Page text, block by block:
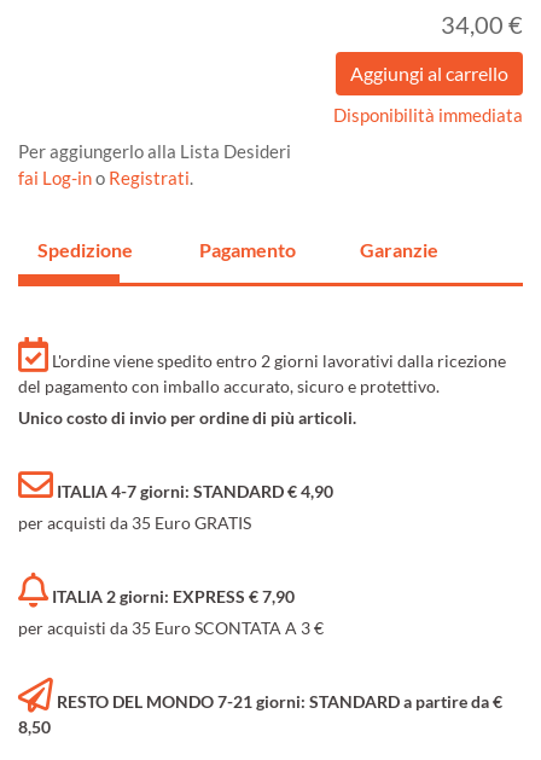
34,00 €
Disponibilità immediata
Per aggiungerlo alla Lista Desideri
fai Log-ino Registrati.
Spedizione Pagamento Garanzie
L'ordine viene spedito entro 2 giorni lavorativi dalla ricezione
del pagamento con imballo accurato, sicuro e protettivo.
Unico costo di invio per ordine di più articoli.
ITALIA 4-7 giorni: STANDARD € 4,90
per acquisti da 35 Euro GRATIS
ITALIA 2 giorni: EXPRESS € 7,90
per acquisti da 35 Euro SCONTATA A 3 €
RESTO DEL MONDO 7-21 giorni: STANDARD a partire da €
8,50